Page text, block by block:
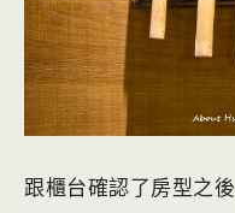
跟櫃台確認了房型之後